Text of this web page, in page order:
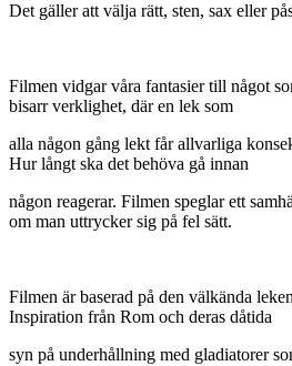
Det gäller att välja rätt, sten, sax eller
Filmen vidgar våra fantasier till något
bisarr verklighet, där en lek som
alla någon gång lekt får allvarliga
Hur långt ska det behöva gå innan
någon reagerar. Filmen speglar ett
om man uttrycker sig på fel sätt.
Filmen är baserad på den välkända
Inspiration från Rom och deras dåtida
syn på underhållning med gladiatorer